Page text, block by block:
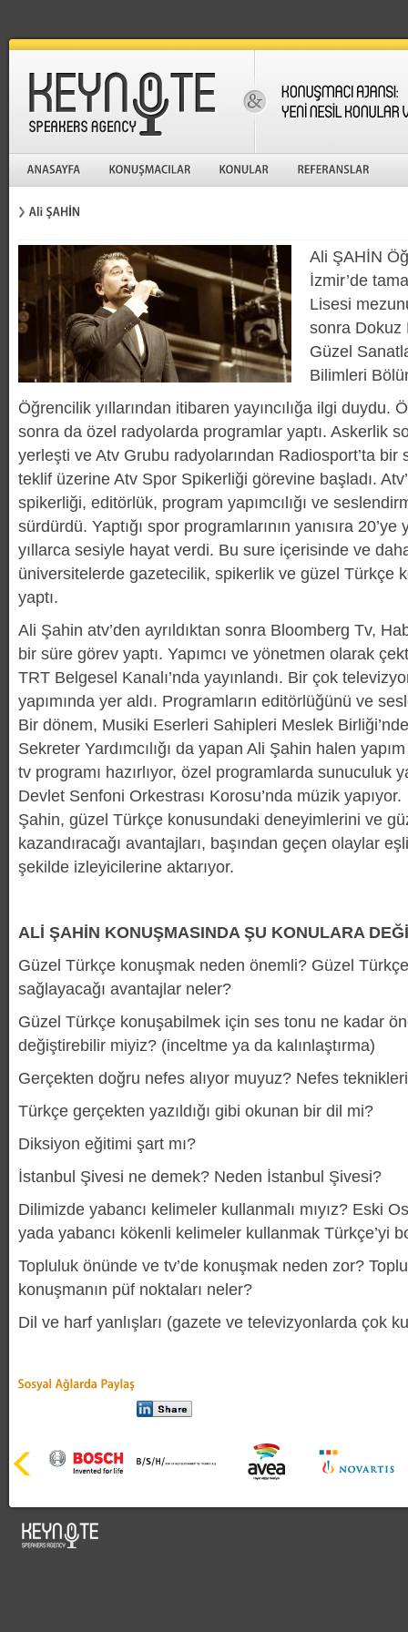
Ali ŞAHİN
İzmir’de
Lisesi
sonra Dokuz
Güzel
Bilimleri
Öğrencilik yıllarından itibaren yayıncılığa ilgi duydu.
sonra da özel radyolarda programlar yaptı. Askerlik
yerleşti ve Atv Grubu radyolarından Radiosport’ta bir
teklif üzerine Atv Spor Spikerliği görevine başladı.
spikerliği, editörlük, program yapımcılığı ve
sürdürdü. Yaptığı spor programlarının yanısıra
yıllarca sesiyle hayat verdi. Bu sure içerisinde ve daha
üniversitelerde gazetecilik, spikerlik ve güzel Türkçe
yaptı.
Ali Şahin atv’den ayrıldıktan sonra Bloomberg Tv,
bir süre görev yaptı. Yapımcı ve yönetmen olarak
TRT Belgesel Kanalı’nda yayınlandı. Bir çok
yapımında yer aldı. Programların editörlüğünü ve
Bir dönem, Musiki Eserleri Sahipleri Meslek
Sekreter Yardımcılığı da yapan Ali Şahin halen
tv programı hazırlıyor, özel programlarda sunuculuk
Devlet Senfoni Orkestrası Korosu’nda müzik yapıyor.
Şahin, güzel Türkçe konusundaki deneyimlerini ve
kazandıracağı avantajları, başından geçen olaylar
şekilde izleyicilerine aktarıyor.
ALİ ŞAHİN KONUŞMASINDA ŞU KONULARA
Güzel Türkçe konuşmak neden önemli? Güzel
sağlayacağı avantajlar neler?
Güzel Türkçe konuşabilmek için ses tonu ne kadar
değiştirebilir miyiz? (inceltme ya da kalınlaştırma)
Gerçekten doğru nefes alıyor muyuz? Nefes
Türkçe gerçekten yazıldığı gibi okunan bir dil mi?
Diksiyon eğitimi şart mı?
İstanbul Şivesi ne demek? Neden İstanbul Şivesi?
Dilimizde yabancı kelimeler kullanmalı mıyız? Eski
yada yabancı kökenli kelimeler kullanmak Türkçe’yi
Topluluk önünde ve tv’de konuşmak neden zor?
konuşmanın püf noktaları neler?
Dil ve harf yanlışları (gazete ve televizyonlarda çok